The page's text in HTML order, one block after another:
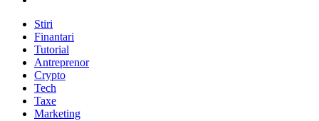
Stiri
Finantari
Tutorial
Antreprenor
Crypto
Tech
Taxe
Marketing